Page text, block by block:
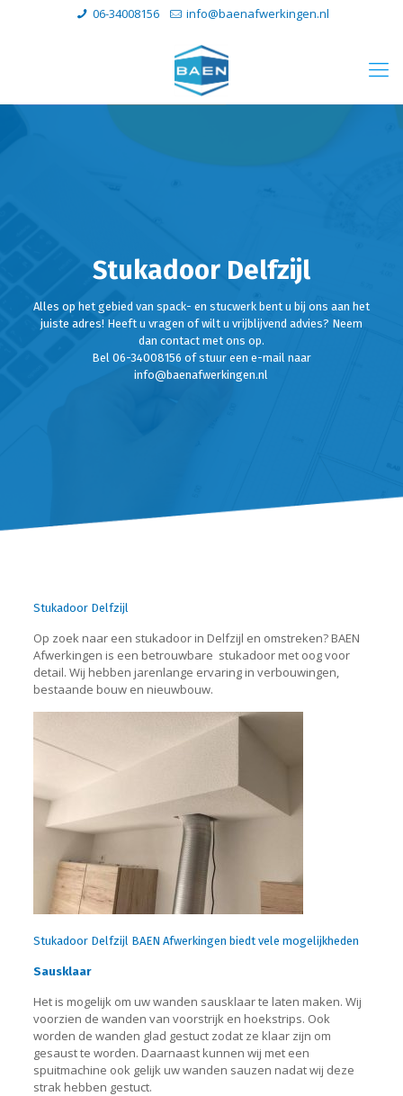
06-34008156 info@baenafwerkingen.nl
Stukadoor Delfzijl
Alles op het gebied van spack- en stucwerk bent u bij ons aan het
juiste adres! Heeft u vragen of wilt u vrijblijvend advies? Neem
dan contact met ons op.
Bel 06-34008156 of stuur een e-mail naar
info@baenafwerkingen.nl
Stukadoor Delfzijl
Op zoek naar een stukadoor in Delfzijl en omstreken? BAEN
Afwerkingen is een betrouwbare stukadoor met oog voor
detail. Wij hebben jarenlange ervaring in verbouwingen,
bestaande bouw en nieuwbouw.
Stukadoor Delfzijl BAEN Afwerkingen biedt vele mogelijkheden
Sausklaar
Het is mogelijk om uw wanden sausklaar te laten maken. Wij
voorzien de wanden van voorstrijk en hoekstrips. Ook
worden de wanden glad gestuct zodat ze klaar zijn om
gesaust te worden. Daarnaast kunnen wij met een
spuitmachine ook gelijk uw wanden sauzen nadat wij deze
strak hebben gestuct.